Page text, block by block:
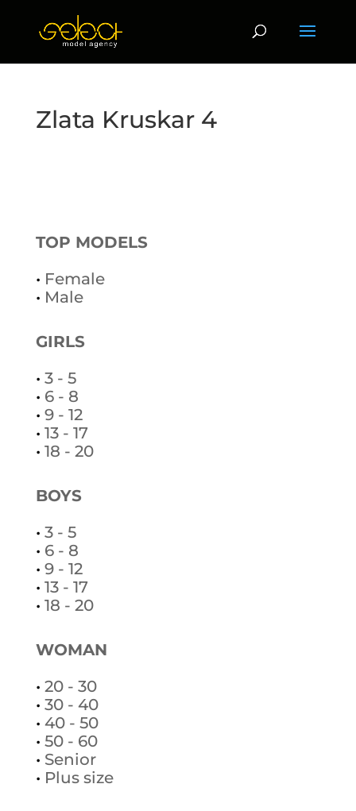
Zlata Kruskar 4
TOP MODELS
• Female
• Male
GIRLS
• 3 - 5
• 6 - 8
• 9 - 12
• 13 - 17
• 18 - 20
BOYS
• 3 - 5
• 6 - 8
• 9 - 12
• 13 - 17
• 18 - 20
WOMAN
• 20 - 30
• 30 - 40
• 40 - 50
• 50 - 60
• Senior
• Plus size